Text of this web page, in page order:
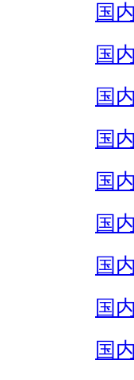
国
国
国
国
国
国
国
国
国